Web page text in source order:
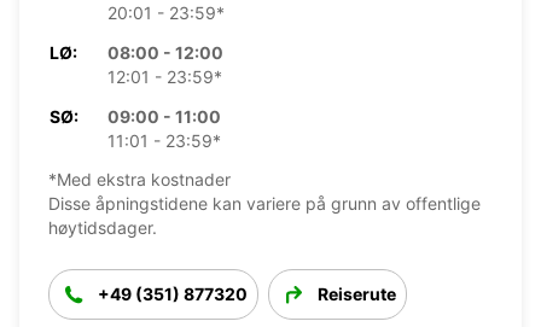
20:01 - 23:59*
LØ:
08:00 - 12:00
12:01 - 23:59*
SØ:
09:00 - 11:00
11:01 - 23:59*
*Med ekstra kostnader
Disse åpningstidene kan variere på grunn av offentlige
høytidsdager.
+49 (351) 877320 Reiserute